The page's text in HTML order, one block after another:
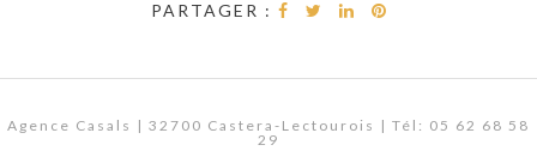
PARTAGER :
Agence Casals | 32700 Castera-Lectourois | Tél: 05 62 68 58
29